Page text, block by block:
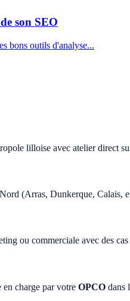
son SEO
bons outils d'analyse...
lilloise avec atelier direct
(Arras, Dunkerque, Calais,
ou commerciale avec des
charge par votre OPCO dans